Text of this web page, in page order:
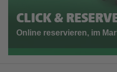
CLICK &
Online reservieren, im